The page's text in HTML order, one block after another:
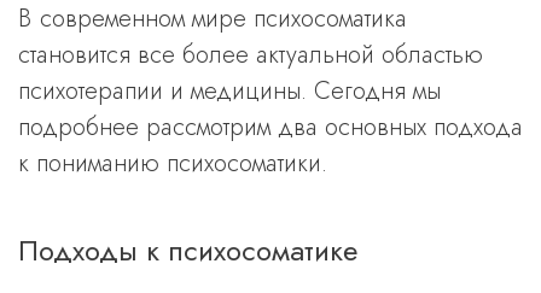
В современном мире психосоматика
становится все более актуальной областью
психотерапии и медицины. Сегодня мы
подробнее рассмотрим два основных подхода
к пониманию психосоматики.
Подходы к психосоматике